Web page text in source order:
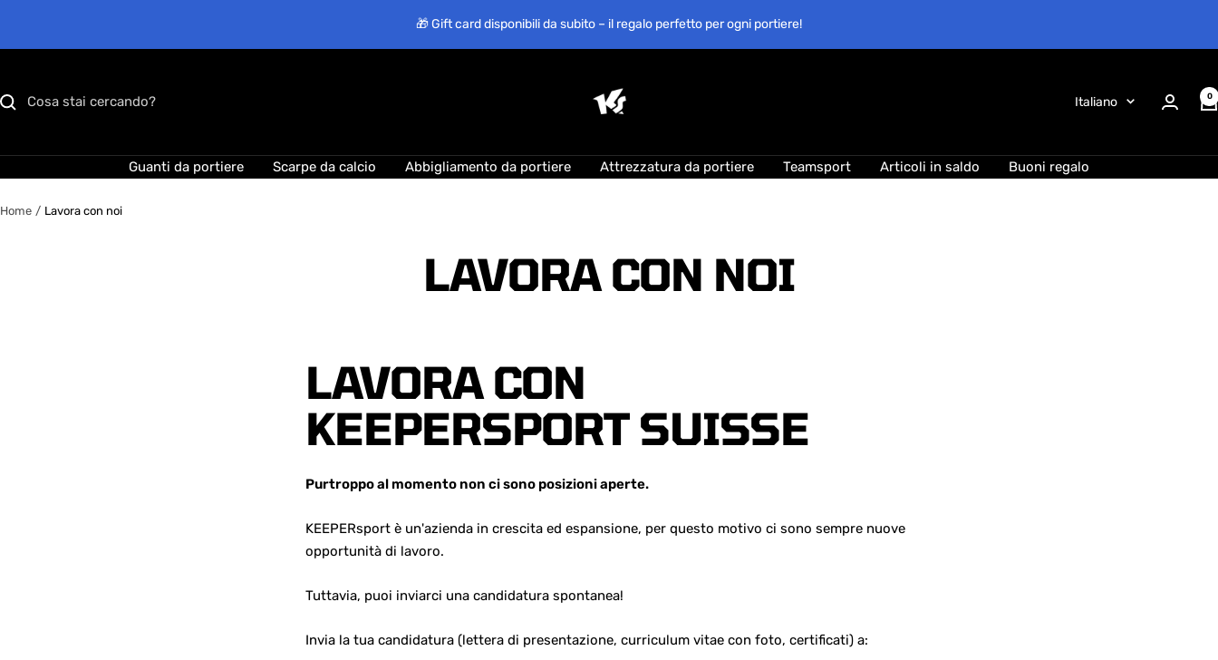
🎁 Gift card disponibili da subito – il regalo perfetto per ogni portiere!
Suisse
Lingua
Italiano 0
Guanti da portiere Scarpe da calcio Abbigliamento da portiere Attrezzatura da portiere Teamsport Articoli in saldo Buoni regalo
Home Lavora con noi
LAVORA CON NOI
LAVORA CON
KEEPERSPORT SUISSE
Purtroppo al momento non ci sono posizioni aperte.
KEEPERsport è un'azienda in crescita ed espansione, per questo motivo ci sono sempre nuove
opportunità di lavoro.
Tuttavia, puoi inviarci una candidatura spontanea!
Invia la tua candidatura (lettera di presentazione, curriculum vitae con foto, certificati) a: